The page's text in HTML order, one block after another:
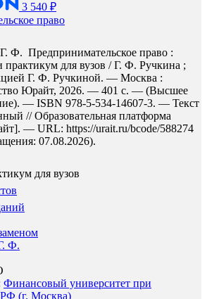
3 540 ₽
право
Ф. Предпринимательское право :
практикум для вузов / Г. Ф. Ручкина ;
Г. Ф. Ручкиной. — Москва :
Юрайт, 2026. — 401 с. — (Высшее
— ISBN 978-5-534-14607-3. — Текст
// Образовательная платформа
— URL: https://urait.ru/bcode/588274
07.08.2026).
для вузов
Ф.
Финансовый университет при
РФ (г. Москва)